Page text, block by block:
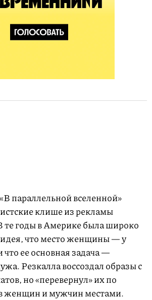
параллельной вселенной»
клише из рекламы
те годы в Америке была широко
идея, что место женщины — у
ее основная задача —
Резкалла воссоздал образы с
но «перевернул» их по
женщин и мужчин местами.